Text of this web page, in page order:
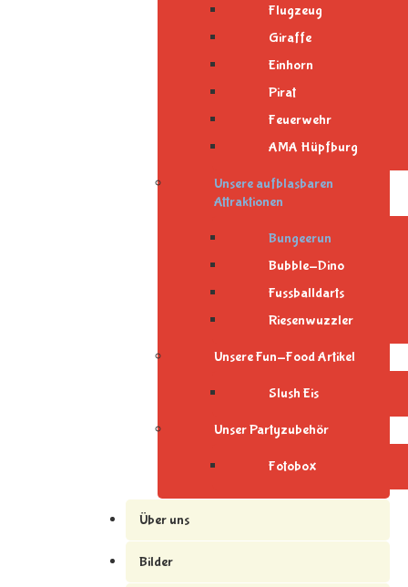
Flugzeug
Giraffe
Einhorn
Pirat
Feuerwehr
AMA Hüpfburg
Unsere aufblasbaren
Attraktionen
Bungeerun
Bubble-Dino
Fussballdarts
Riesenwuzzler
Unsere Fun-Food Artikel
Slush Eis
Unser Partyzubehör
Fotobox
Über uns
Bilder